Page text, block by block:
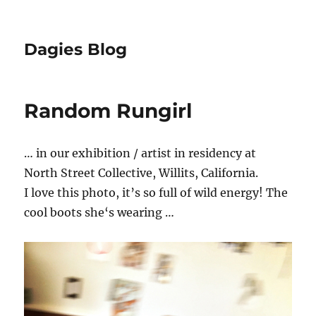
Dagies Blog
Random Rungirl
… in our exhibition / artist in residency at
North Street Collective, Willits, California.
I love this photo, it’s so full of wild energy! The
cool boots she‘s wearing …